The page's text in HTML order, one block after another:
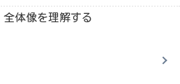
体像を理解する